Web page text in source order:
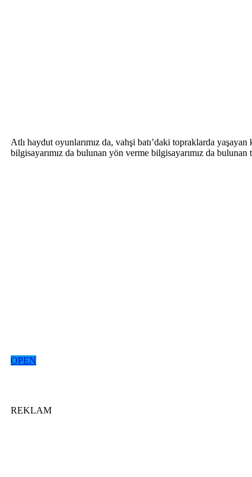
Atlı haydut oyunlarımız da, vahşi batı’daki topraklarda
bilgisayarımız da bulunan yön verme bilgisayarımız da
OPEN
REKLAM